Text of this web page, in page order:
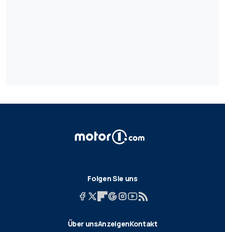
Folgen Sie uns
Über unsAnzeigenKontakt